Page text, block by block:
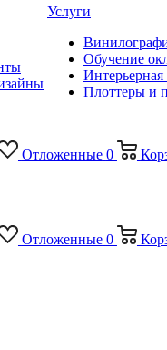
Услуги
Обучение
Интерьерная
Плоттеры и
Отложенные 0
Отложенные 0